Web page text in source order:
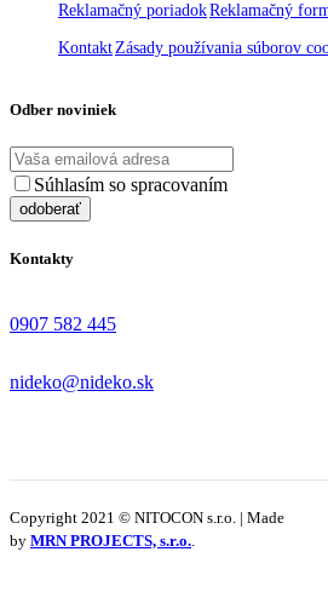
Reklamačný poriadokReklamačný
KontaktZásady používania súborov
Odber noviniek
Súhlasím so spracovaním
Kontakty
0907 582 445
nideko@nideko.sk
Copyright 2021 © NITOCON s.r.o. | Made
by MRN PROJECTS, s.r.o.